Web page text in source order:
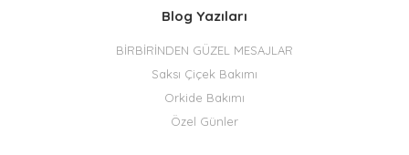
Blog Yazıları
BİRBİRİNDEN GÜZEL MESAJLAR
Saksı Çiçek Bakımı
Orkide Bakımı
Özel Günler